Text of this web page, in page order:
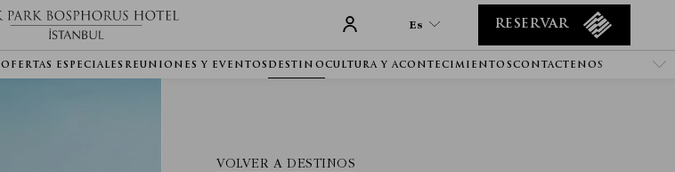
Es
Es
RESERVAR
OFERTAS ESPECIALES REUNIONES Y EVENTOS DESTINOCULTURA Y ACONTECIMIENTOSCONTACTENOS
VOLVER A DESTINOS